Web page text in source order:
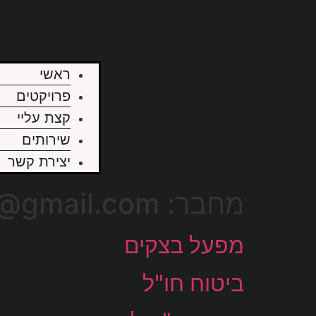
ראשי
פרויקטים
קצת עליי
שירותים
יצירת קשר
מחבר:
מפעל בצקים
ביטוח חו"ל